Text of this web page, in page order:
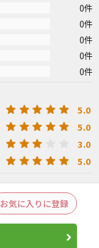
0件
0件
0件
0件
0件
5.0
5.0
3.0
5.0
お気に入りに登録